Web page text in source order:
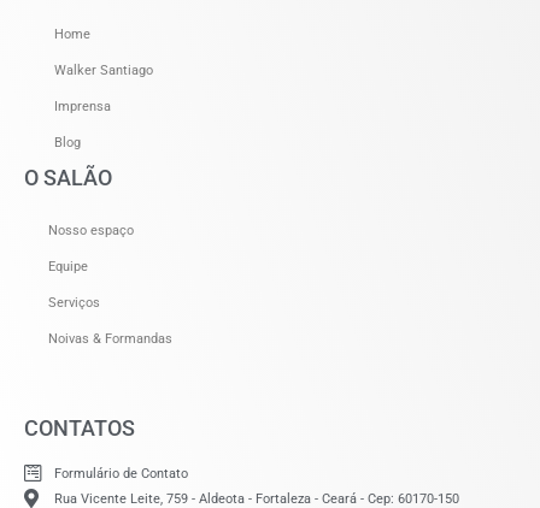
Home
Walker Santiago
Imprensa
Blog
O SALÃO
Nosso espaço
Equipe
Serviços
Noivas & Formandas
CONTATOS
Formulário de Contato
Rua Vicente Leite, 759 - Aldeota - Fortaleza - Ceará - Cep: 60170-150